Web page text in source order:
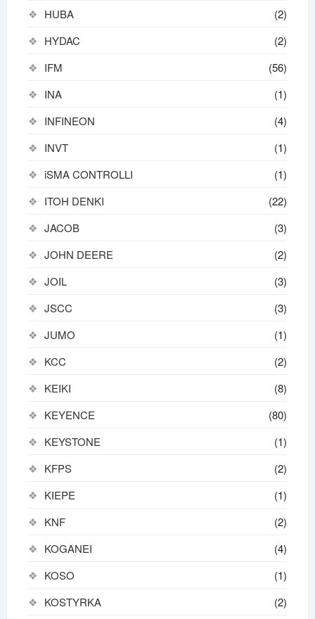
HUBA
(2)
HYDAC
(2)
IFM
(56)
INA
(1)
INFINEON
(4)
INVT
(1)
iSMA CONTROLLI
(1)
ITOH DENKI
(22)
JACOB
(3)
JOHN DEERE
(2)
JOIL
(3)
JSCC
(3)
JUMO
(1)
KCC
(2)
KEIKI
(8)
KEYENCE
(80)
KEYSTONE
(1)
KFPS
(2)
KIEPE
(1)
KNF
(2)
KOGANEI
(4)
KOSO
(1)
KOSTYRKA
(2)